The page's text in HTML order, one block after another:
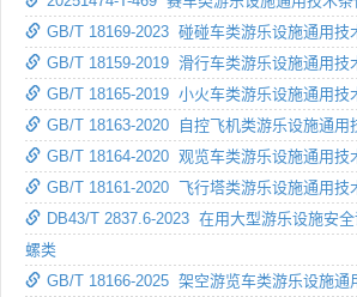
GB/T 18169-2023 碰碰车类游乐设施通用技
GB/T 18159-2019 滑行车类游乐设施通用技
GB/T 18165-2019 小火车类游乐设施通用技
GB/T 18163-2020 自控飞机类游乐设施通用
GB/T 18164-2020 观览车类游乐设施通用技
GB/T 18161-2020 飞行塔类游乐设施通用技
DB43/T 2837.6-2023 在用大型游乐设施安
螺类
GB/T 18166-2025 架空游览车类游乐设施通